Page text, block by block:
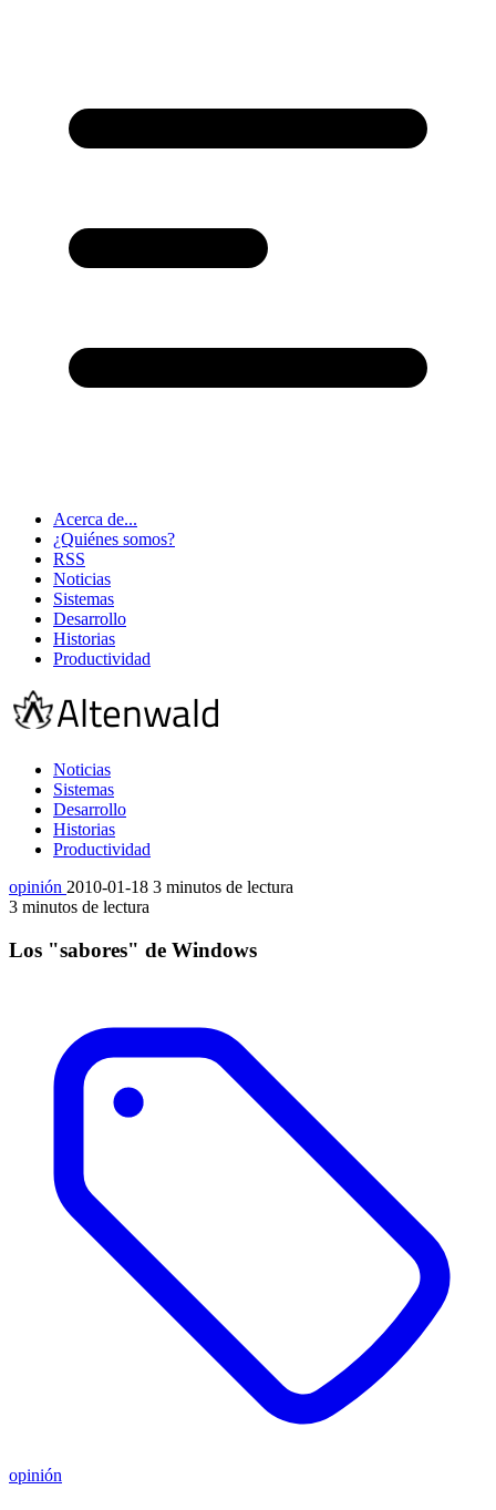
Acerca de...
¿Quiénes somos?
RSS
Noticias
Sistemas
Desarrollo
Historias
Productividad
Noticias
Sistemas
Desarrollo
Historias
Productividad
opinión 2010-01-18 3 minutos de lectura
3 minutos de lectura
Los "sabores" de Windows
opinión